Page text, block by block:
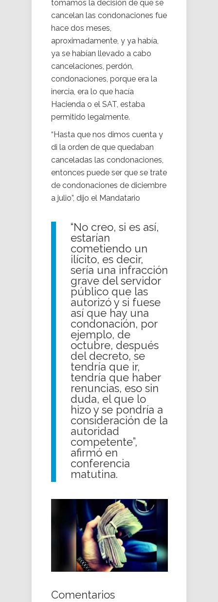
tomamos la decisión de que se
cancelan las condonaciones fue
hace dos meses,
aproximadamente, y ya había,
ya se habían llevado a cabo
cancelaciones, perdón,
condonaciones, porque era la
inercia, era lo que hacía
Hacienda o el SAT, estaba
permitido legalmente.
“Hasta que nos dimos cuenta y
di la orden de que quedaban
canceladas las condonaciones,
entonces puede ser que se trate
de condonaciones de diciembre
a julio”, dijo el Mandatario
“No creo, si es así,
estarían
cometiendo un
ilícito, es decir,
sería una infracción
grave del servidor
público que las
autorizó y si fuese
así que hay una
condonación, por
ejemplo, de
octubre, después
del decreto, se
tendría que ir,
tendría que haber
renuncias, eso sin
duda, el que lo
hizo y se pondría a
consideración de la
autoridad
competente”,
afirmó en
conferencia
matutina.
Comentarios